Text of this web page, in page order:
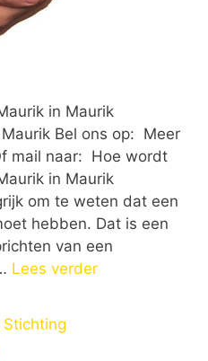
in Maurik
Bel ons op: Meer
mail naar: Hoe wordt
in Maurik
om te weten dat een
hebben. Dat is een
van een
Lees verder
Stichting